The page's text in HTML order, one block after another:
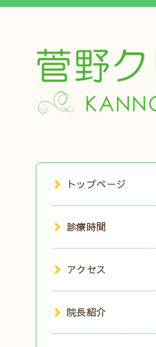
トップページ
診療時間
アクセス
院長紹介